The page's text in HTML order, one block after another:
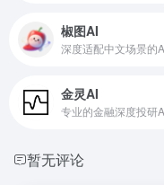
椒图AI
金灵AI
暂无评论